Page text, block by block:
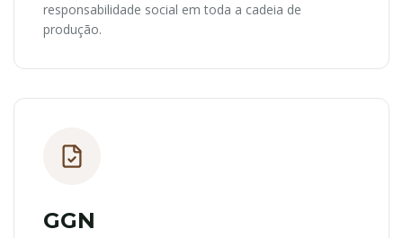
responsabilidade social em toda a cadeia de
produção.
GGN